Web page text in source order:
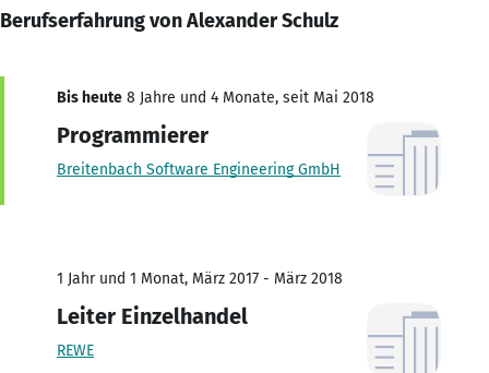
Berufserfahrung von Alexander Schulz
Bis heute 8 Jahre und 4 Monate, seit Mai 2018
Programmierer
Breitenbach Software Engineering GmbH
1 Jahr und 1 Monat, März 2017 - März 2018
Leiter Einzelhandel
REWE